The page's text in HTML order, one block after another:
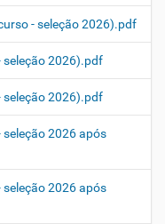
- seleção 2026).pdf
seleção 2026).pdf
seleção 2026).pdf
2026 após
2026 após